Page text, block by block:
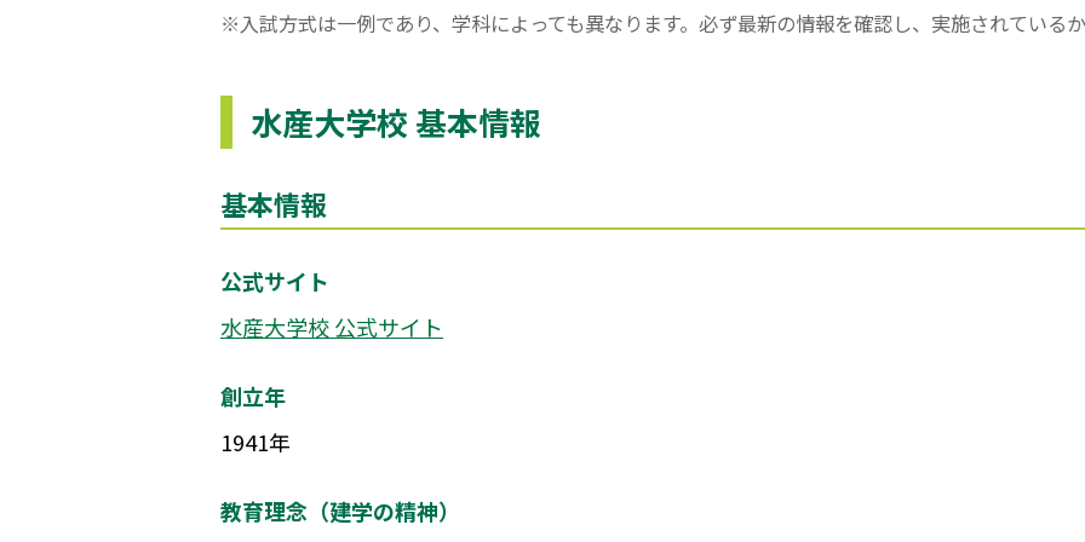
※入試方式は一例であり、学科によっても異なります。必ず最新の情報を確認し、実施されているか
水産大学校 基本情報
基本情報
公式サイト
水産大学校 公式サイト
創立年
1941年
教育理念（建学の精神）